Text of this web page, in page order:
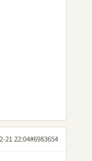
21 22:04#6983654